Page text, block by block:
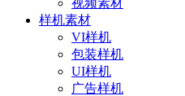
样机素材
VI样机
包装样机
UI样机
广告样机